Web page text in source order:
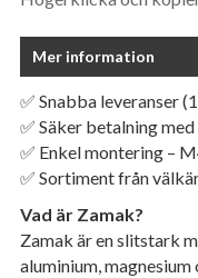
Mer information
✅ Snabba leveranser
✅ Säker betalning
✅ Enkel montering –
✅ Sortiment från
Vad är Zamak?
Zamak är en slitstark
aluminium, magnesium